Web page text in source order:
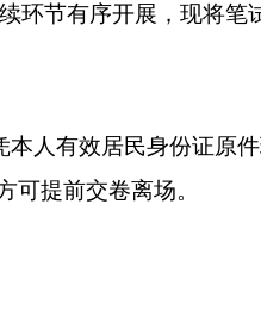
环节有序开展，现将笔
本人有效居民身份证原件
可提前交卷离场。